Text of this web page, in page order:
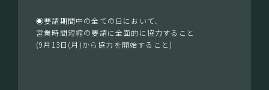
◉要請期間中の全ての日において、
営業時間短縮の要請に全面的に協力すること
(9月13日(月)から協力を開始すること)